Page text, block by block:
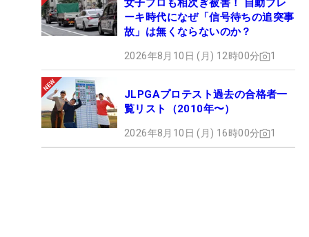
女子プロも相次ぎ被害！ 自動ブレ
ーキ時代になぜ「信号待ちの追突事
故」は無くならないのか？
2026年8月10日 (月) 12時00分 1
JLPGAプロテスト過去の合格者一
覧リスト（2010年〜）
2026年8月10日 (月) 16時00分 1